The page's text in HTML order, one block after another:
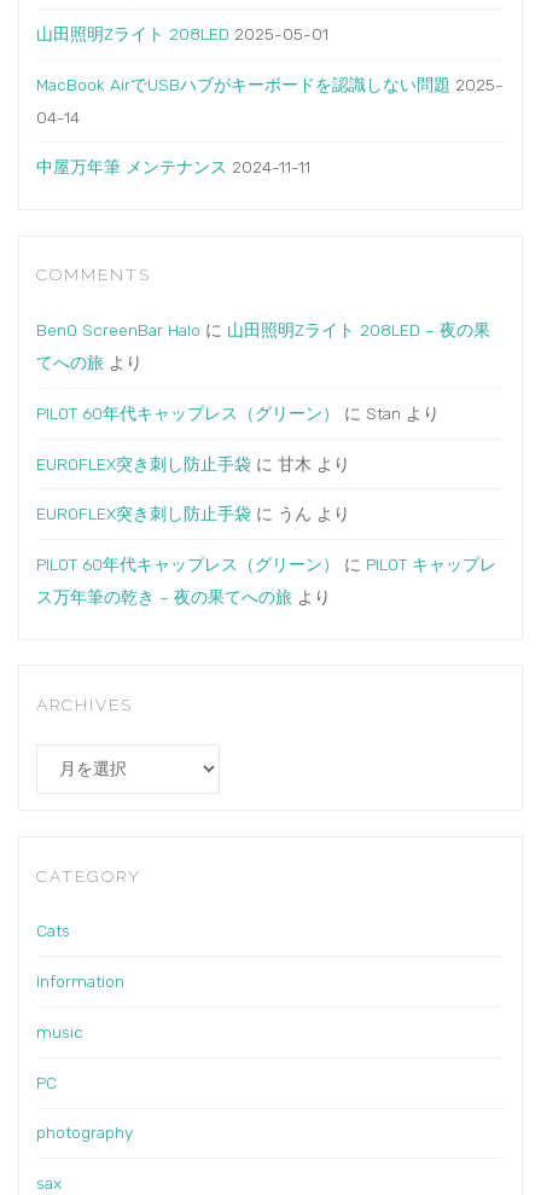
山田照明Zライト 208LED 2025-05-01
MacBook AirでUSBハブがキーボードを認識しない問題 2025-
04-14
中屋万年筆 メンテナンス 2024-11-11
COMMENTS
BenQ ScreenBar Halo に 山田照明Zライト 208LED – 夜の果
てへの旅 より
PILOT 60年代キャップレス（グリーン） に Stan より
EUROFLEX突き刺し防止手袋 に甘木 より
EUROFLEX突き刺し防止手袋 に うん より
PILOT 60年代キャップレス（グリーン） に PILOT キャップレ
ス万年筆の乾き – 夜の果てへの旅 より
ARCHIVES
Archives
CATEGORY
Cats
Information
music
PC
photography
sax